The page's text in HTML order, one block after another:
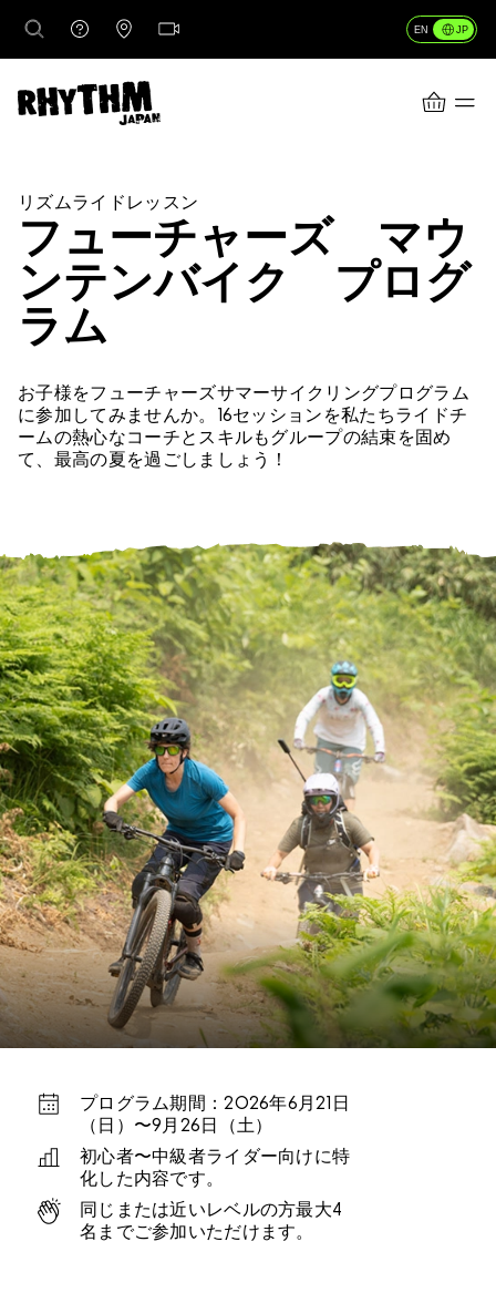
JP
EN
CART
レンタル
店舗情報
ヘルプセンター
店舗を探す
リズムライドレッスン
フューチャーズ マウ
ンテンバイク プログ
ラム
お子様をフューチャーズサマーサイクリングプログラム
に参加してみませんか。16セッションを私たちライドチ
ームの熱心なコーチとスキルもグループの結束を固め
て、最高の夏を過ごしましょう！
プログラム期間：2026年6月21日
（日）〜9月26日（土）
初心者〜中級者ライダー向けに特
化した内容です。
同じまたは近いレベルの方最大4
名までご参加いただけます。